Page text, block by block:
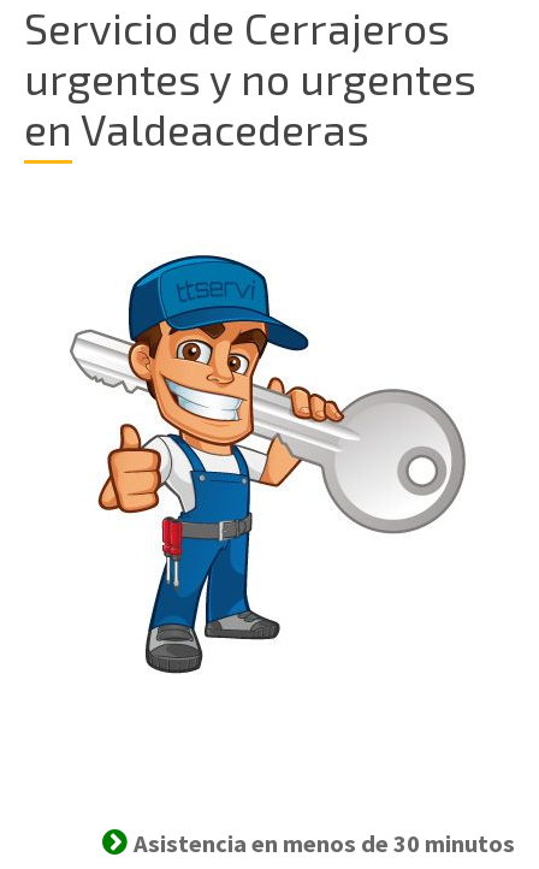
Servicio de Cerrajeros
urgentes y no urgentes
en Valdeacederas
Asistencia en menos de 30 minutos